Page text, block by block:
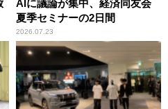
AIに議論が集中、経済同友会
夏季セミナーの2日間
2026.07.23